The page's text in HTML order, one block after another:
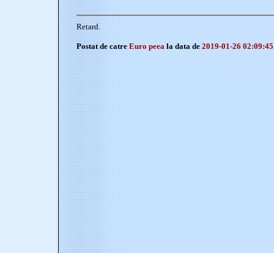
Retard.
Postat de catre Euro peea la data de 2019-01-26 02:09:45